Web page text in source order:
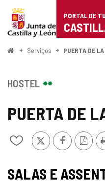
Portal
de
Turismo
Castilla
León
PORTAL DE
ComeçoServiços PUERTA DE
PUERTA DE
Adicionar
de
meus
x Facebook
PDF
TIPO
HOSTEL
SALAS E